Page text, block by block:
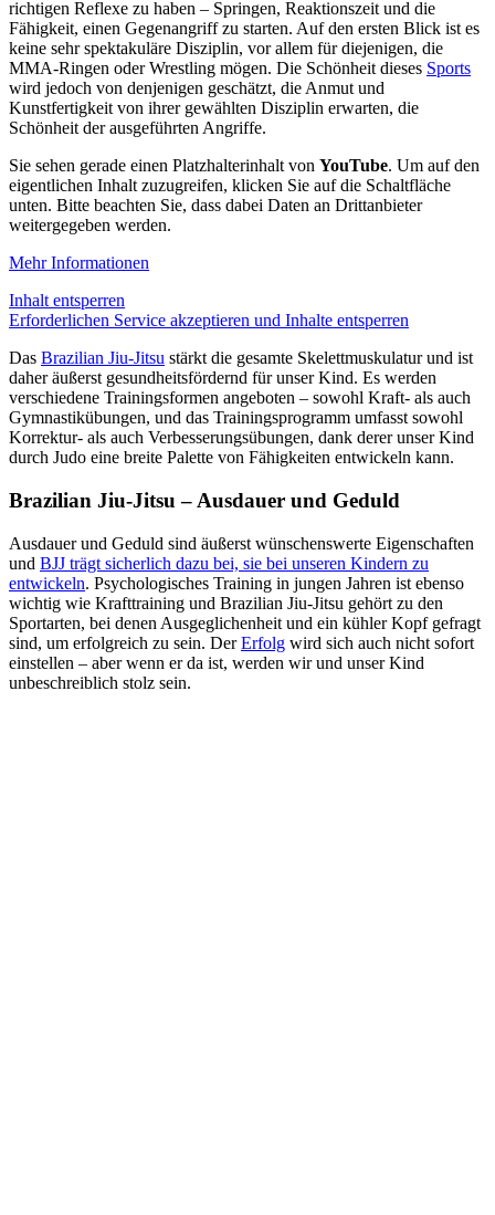
richtigen Reflexe zu haben – Springen, Reaktionszeit und die
Fähigkeit, einen Gegenangriff zu starten. Auf den ersten Blick ist es
keine sehr spektakuläre Disziplin, vor allem für diejenigen, die
MMA-Ringen oder Wrestling mögen. Die Schönheit dieses Sports
wird jedoch von denjenigen geschätzt, die Anmut und
Kunstfertigkeit von ihrer gewählten Disziplin erwarten, die
Schönheit der ausgeführten Angriffe.
Sie sehen gerade einen Platzhalterinhalt von YouTube. Um auf den
eigentlichen Inhalt zuzugreifen, klicken Sie auf die Schaltfläche
unten. Bitte beachten Sie, dass dabei Daten an Drittanbieter
weitergegeben werden.
Mehr Informationen
Inhalt entsperren
Erforderlichen Service akzeptieren und Inhalte entsperren
Das Brazilian Jiu-Jitsu stärkt die gesamte Skelettmuskulatur und ist
daher äußerst gesundheitsfördernd für unser Kind. Es werden
verschiedene Trainingsformen angeboten – sowohl Kraft- als auch
Gymnastikübungen, und das Trainingsprogramm umfasst sowohl
Korrektur- als auch Verbesserungsübungen, dank derer unser Kind
durch Judo eine breite Palette von Fähigkeiten entwickeln kann.
Brazilian Jiu-Jitsu – Ausdauer und Geduld
Ausdauer und Geduld sind äußerst wünschenswerte Eigenschaften
und BJJ trägt sicherlich dazu bei, sie bei unseren Kindern zu
entwickeln. Psychologisches Training in jungen Jahren ist ebenso
wichtig wie Krafttraining und Brazilian Jiu-Jitsu gehört zu den
Sportarten, bei denen Ausgeglichenheit und ein kühler Kopf gefragt
sind, um erfolgreich zu sein. DerErfolg wird sich auch nicht sofort
einstellen – aber wenn er da ist, werden wir und unser Kind
unbeschreiblich stolz sein.